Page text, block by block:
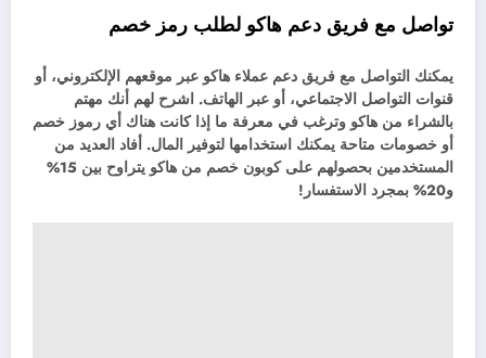
تواصل مع فريق دعم هاكو لطلب رمز خصم
يمكنك التواصل مع فريق دعم عملاء هاكو عبر موقعهم الإلكتروني، أو
قنوات التواصل الاجتماعي، أو عبر الهاتف. اشرح لهم أنك مهتم
بالشراء من هاكو وترغب في معرفة ما إذا كانت هناك أي رموز خصم
أو خصومات متاحة يمكنك استخدامها لتوفير المال. أفاد العديد من
المستخدمين بحصولهم على كوبون خصم من هاكو يتراوح بين 15%
و20% بمجرد الاستفسار!